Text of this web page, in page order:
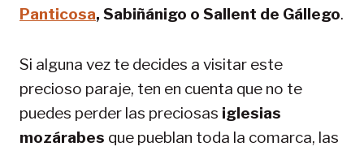
Panticosa, Sabiñánigo o Sallent de Gállego.
Si alguna vez te decides a visitar este
precioso paraje, ten en cuenta que no te
puedes perder las preciosas iglesias
mozárabes que pueblan toda la comarca, las